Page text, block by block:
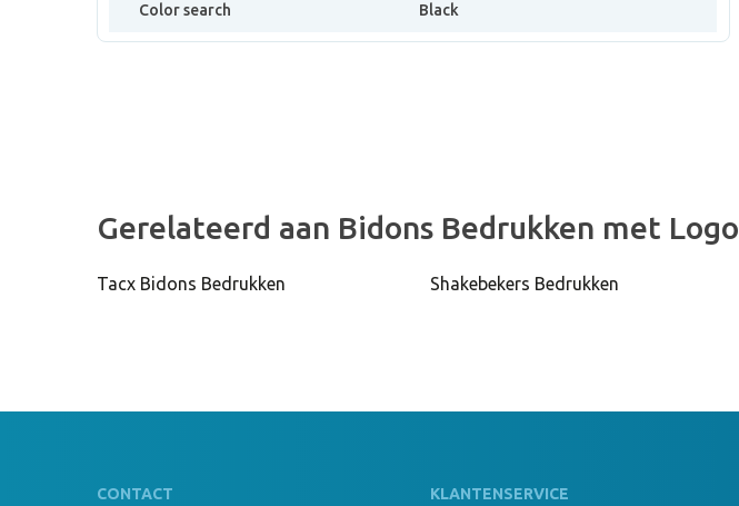
Color search Black
Gerelateerd aan Bidons Bedrukken met Logo
Tacx Bidons Bedrukken Shakebekers Bedrukken
CONTACT
KLANTENSERVICE